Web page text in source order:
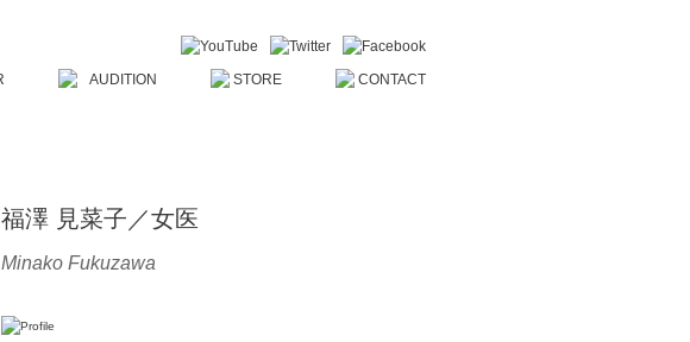
福澤 見菜子／女医
Minako Fukuzawa